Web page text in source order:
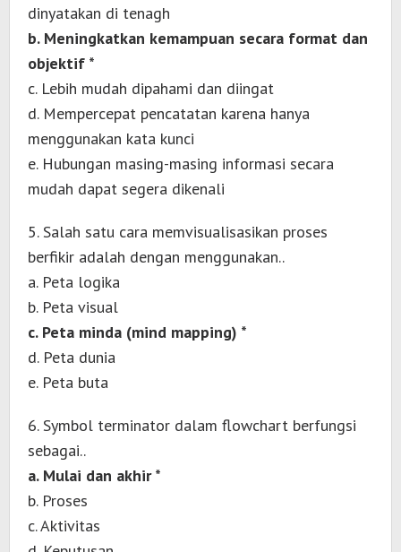
dinyatakan di tenagh
b. Meningkatkan kemampuan secara format dan
objektif *
c. Lebih mudah dipahami dan diingat
d. Mempercepat pencatatan karena hanya
menggunakan kata kunci
e. Hubungan masing-masing informasi secara
mudah dapat segera dikenali
5. Salah satu cara memvisualisasikan proses
berfikir adalah dengan menggunakan..
a. Peta logika
b. Peta visual
c. Peta minda (mind mapping) *
d. Peta dunia
e. Peta buta
6. Symbol terminator dalam flowchart berfungsi
sebagai..
a. Mulai dan akhir *
b. Proses
c. Aktivitas